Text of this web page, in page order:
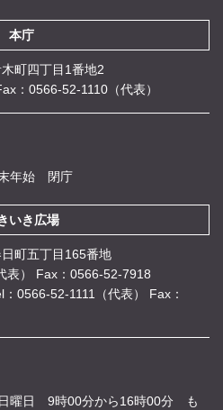
本庁
町四丁目1番地2
：0566-52-1110（代表）
年始 閉庁
いき広場
町五丁目165番地
）
Fax：0566-52-7918
：0566-52-1111（代表）
Fax：
曜日 9時00分から16時00分 も